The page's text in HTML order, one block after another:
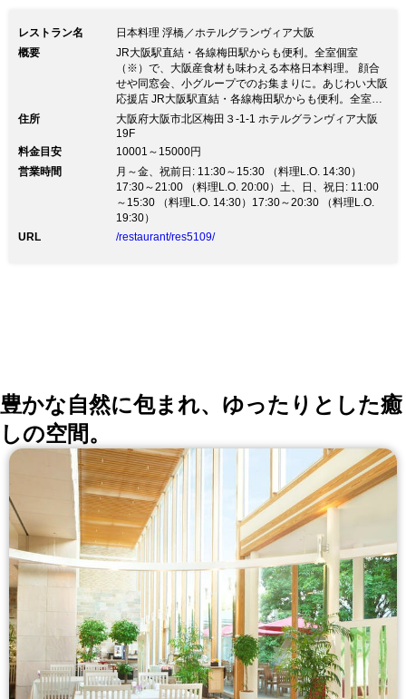
レストラン名
日本料理 浮橋／ホテルグランヴィア大阪
概要
JR大阪駅直結・各線梅田駅からも便利。全室個室
（※）で、大阪産食材も味わえる本格日本料理。 顔合
せや同窓会、小グループでのお集まりに。あじわい大阪
応援店 JR大阪駅直結・各線梅田駅からも便利。全室個
室（※）で、大阪産食材も味わえる本格日本料理。 顔
合せや同窓会、小グループでのお集まりに。あじわい大
阪応援店■全室個室（※）の上質な空間 最大30名様まで
の優雅で重厚感のある個室からは、大阪南側に広がる眺
望をご覧いただけます。大切な商談や接待、長寿のお祝
いなどのお集まりにも最適です。（※昼食時は一部個室
対応できない場合もございます。） ■地元・大阪の食材
「大阪産（おおさかもん）」 黒毛和牛「なにわ黒牛」
や野菜・たまごなど、地元・大阪の食材「大阪産（おお
住所
大阪府大阪市北区梅田３-1-1 ホテルグランヴィア大阪
19F
料金目安
10001～15000円
営業時間
月～金、祝前日: 11:30～15:30 （料理L.O. 14:30）
17:30～21:00 （料理L.O. 20:00）土、日、祝日: 11:00
～15:30 （料理L.O. 14:30）17:30～20:30 （料理L.O.
19:30）
URL
/restaurant/res5109/
豊かな自然に包まれ、ゆったりとした癒
しの空間。